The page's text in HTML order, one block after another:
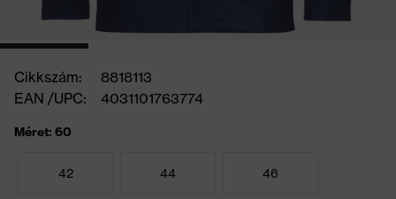
Cikkszám:
8818113
EAN /UPC:
4031101763774
Méret: 60
42 44 46